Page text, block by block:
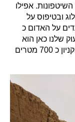
אפילו
ובטיפוס על
על האדום כ
שלנו כאן הוא
קצר אך מאתגר במיוחד. אורכו המלא של הקניון כ 700 מטרים